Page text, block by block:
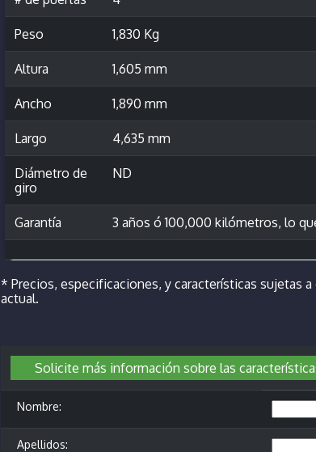
Peso 1,830 Kg
Altura 1,605 mm
Ancho 1,890 mm
Largo 4,635 mm
Diámetro de
giro
ND
Garantía 3 años ó 100,000 kilómetros, lo
* Precios, especificaciones, y características sujetas
actual.
Solicite más información sobre las
Nombre:
Apellidos: